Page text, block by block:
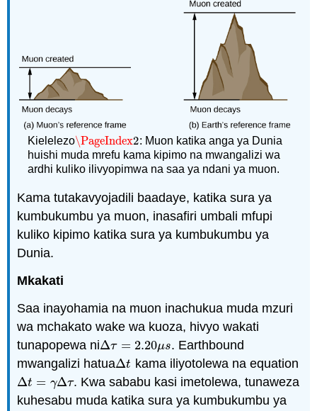
Kielelezo\PageIndex2
\PageIndex2: Muon katika anga ya Dunia
huishi muda mrefu kama kipimo na mwangalizi wa
ardhi kuliko ilivyopimwa na saa ya ndani ya muon.
Kama tutakavyojadili baadaye, katika sura ya
kumbukumbu ya muon, inasafiri umbali mfupi
kuliko kipimo katika sura ya kumbukumbu ya
Dunia.
Mkakati
Saa inayohamia na muon inachukua muda mzuri
wa mchakato wake wa kuoza, hivyo wakati
tunapopewa niΔτ = 2.20μs
Δτ= 2.20μs
. Earthbound
mwangalizi hatuaΔt
Δt kama iliyotolewa na equation
Δt = γΔτ
Δt=γΔτ
. Kwa sababu kasi imetolewa, tunaweza
kuhesabu muda katika sura ya kumbukumbu ya